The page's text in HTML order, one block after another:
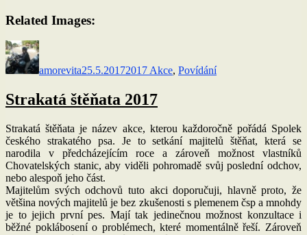
Related Images:
Autor:
amorevita25.5.20172017 Akce, Povídání
Strakatá štěňata 2017
Strakatá štěňata je název akce, kterou každoročně pořádá Spolek
českého strakatého psa. Je to setkání majitelů štěňat, která se
narodila v předcházejícím roce a zároveň možnost vlastníků
Chovatelských stanic, aby viděli pohromadě svůj poslední odchov,
nebo alespoň jeho část.
Majitelům svých odchovů tuto akci doporučuji, hlavně proto, že
většina nových majitelů je bez zkušenosti s plemenem čsp a mnohdy
je to jejich první pes. Mají tak jedinečnou možnost konzultace i
běžné poklábosení o problémech, které momentálně řeší. Zároveň